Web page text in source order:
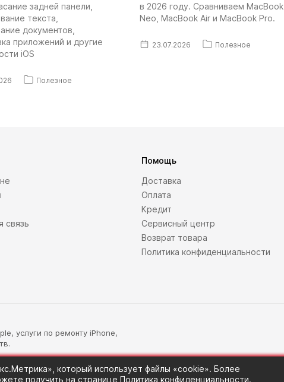
задней панели,
текста,
документов,
приложений и другие
iOS
Полезное
в 2026 году. Сравниваем MacBook
Neo, MacBook Air и MacBook Pro.
23.07.2026 Полезное
связь
Помощь
Доставка
Оплата
Кредит
Сервисный центр
Возврат товара
Политика конфиденциальности
услуги по ремонту iPhone,
который использует файлы «cookie». Более
получить на странице Политика конфиденциальности.